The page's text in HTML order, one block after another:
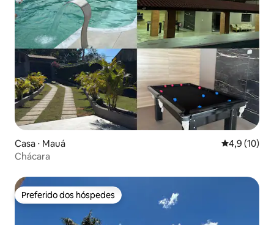
Casa ⋅ Mauá 4,9 de uma
4,9 (10)
Chácara
Preferido dos hóspedes
Preferido dos hóspedes